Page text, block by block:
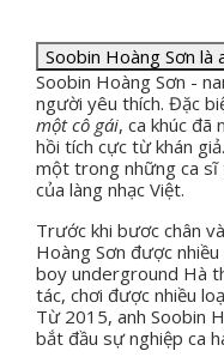
Soobin Hoàng Sơn là
Soobin Hoàng Sơn -
người yêu thích. Đặc
một cô gái, ca khúc đã
hồi tích cực từ khán
một trong những ca sĩ
của làng nhạc Việt.
Trước khi bươc chân
Hoàng Sơn được
boy underground Hà
tác, chơi được nhiều
Từ 2015, anh Soobin
bắt đầu sự nghiệp ca